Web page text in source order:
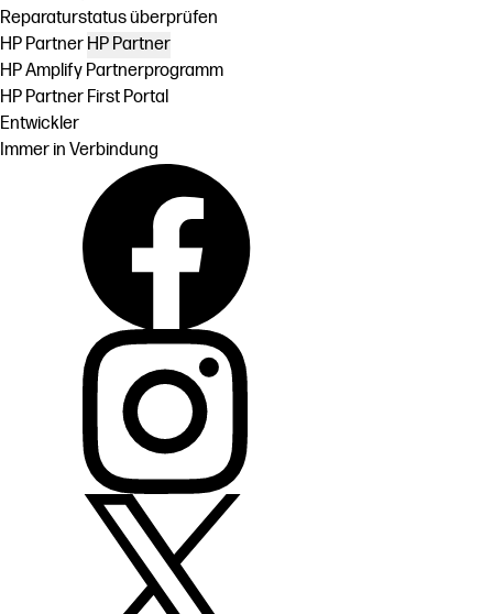
Reparaturstatus überprüfen
HP Partner HP Partner
HP Amplify Partnerprogramm
HP Partner First Portal
Entwickler
Immer in Verbindung